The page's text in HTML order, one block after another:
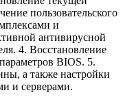
пользовательского
и
антивирусной
4. Восстановление
BIOS. 5.
а также настройки
и серверами.